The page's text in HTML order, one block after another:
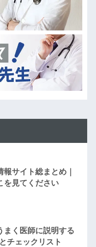
サイト総まとめ｜
を見てください
まく医師に説明する
チェックリスト